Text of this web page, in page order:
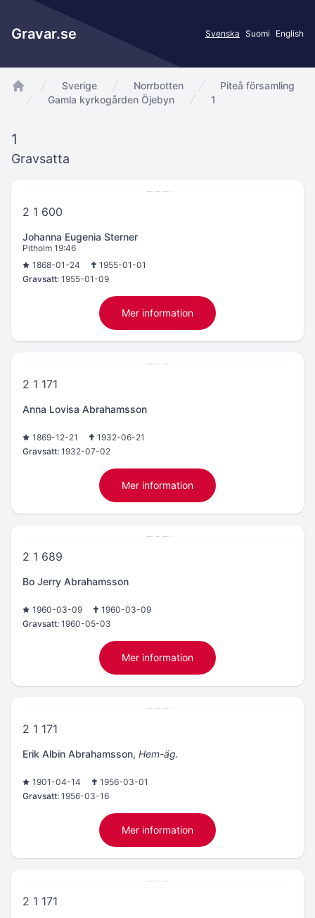
Gravar.se Svenska Suomi English
app.Start
Sverige Norrbotten
Piteå församling
Gamla kyrkogården Öjebyn
1
1
Gravsatta
2 1 600
Johanna Eugenia Sterner
Pitholm 19:46
1868-01-24
1955-01-01
Gravsatt: 1955-01-09
Mer information
2 1 171
Anna Lovisa Abrahamsson
1869-12-21
1932-06-21
Gravsatt: 1932-07-02
Mer information
2 1 689
Bo Jerry Abrahamsson
1960-03-09
1960-03-09
Gravsatt: 1960-05-03
Mer information
2 1 171
Erik Albin Abrahamsson, Hem-äg.
1901-04-14
1956-03-01
Gravsatt: 1956-03-16
Mer information
2 1 171